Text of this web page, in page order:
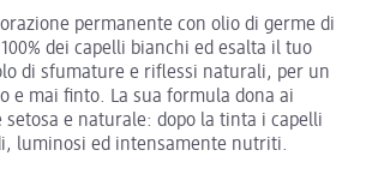
permanente con olio di germe di
dei capelli bianchi ed esalta il tuo
di sfumature e riflessi naturali, per un
e mai finto. La sua formula dona ai
e naturale: dopo la tinta i capelli
luminosi ed intensamente nutriti.